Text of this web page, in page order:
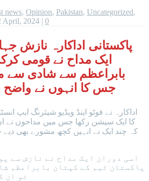
news, Opinion, Pakistan, Uncategorized,
April, 2024 | 0
پاکستانی اداکارہ نازش
ایک مداح نے قومی
بابراعظم سے شادی سے
جس کا انہوں نے واضح
اداکارہ نے فوٹو اینڈ ویڈیو شیئرنگ ایپ
کا ایک سیشن رکھا جس میں مداحوں نے
کہ چند ایک نے انہیں کچھ مشورے بھی
اسی دوران ایک مداح نے نازش سے
پاکستان ٹیم کے کپتان بابراعظم
تو ان